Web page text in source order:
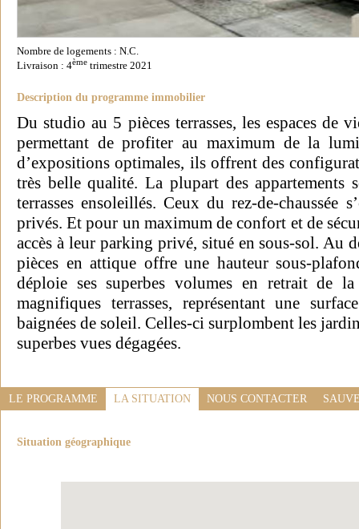
Nombre de logements : N.C.
Livraison : 4ème trimestre 2021
Description du programme immobilier
Du studio au 5 pièces terrasses, les espaces de
permettant de profiter au maximum de la
d’expositions optimales, ils offrent des
très belle qualité. La plupart des appartements
terrasses ensoleillés. Ceux du rez-de-chaussée
privés. Et pour un maximum de confort et de
accès à leur parking privé, situé en sous-sol. Au
pièces en attique offre une hauteur sous-
déploie ses superbes volumes en retrait de
magnifiques terrasses, représentant une
baignées de soleil. Celles-ci surplombent les
superbes vues dégagées.
LE PROGRAMME LA SITUATION NOUS CONTACTER
Situation géographique